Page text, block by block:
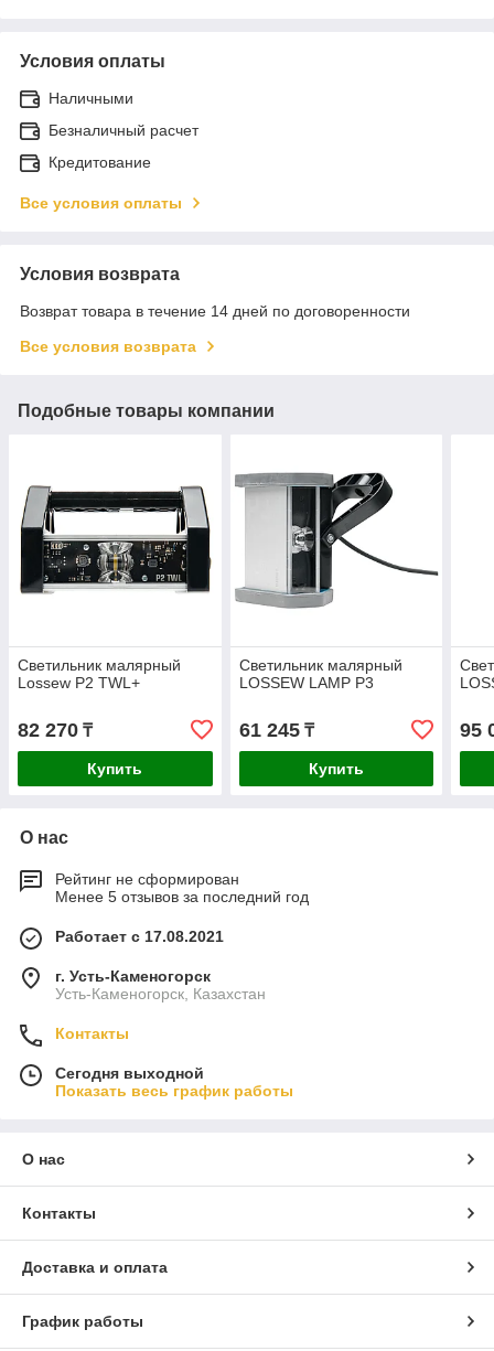
Условия оплаты
Наличными
Безналичный расчет
Кредитование
Все условия оплаты
Условия возврата
Возврат товара в течение 14 дней по договоренности
Все условия возврата
Подобные товары компании
Светильник малярный
Lossew P2 TWL+
82 270 ₸
Купить
Светильник малярный
LOSSEW LAMP P3
61 245₸
Купить
95
О нас
Рейтинг не сформирован
Менее 5 отзывов за последний год
Работает с 17.08.2021
г. Усть-Каменогорск
Усть-Каменогорск, Казахстан
Контакты
Сегодня выходной
Показать весь график работы
О нас
Контакты
Доставка и оплата
График работы